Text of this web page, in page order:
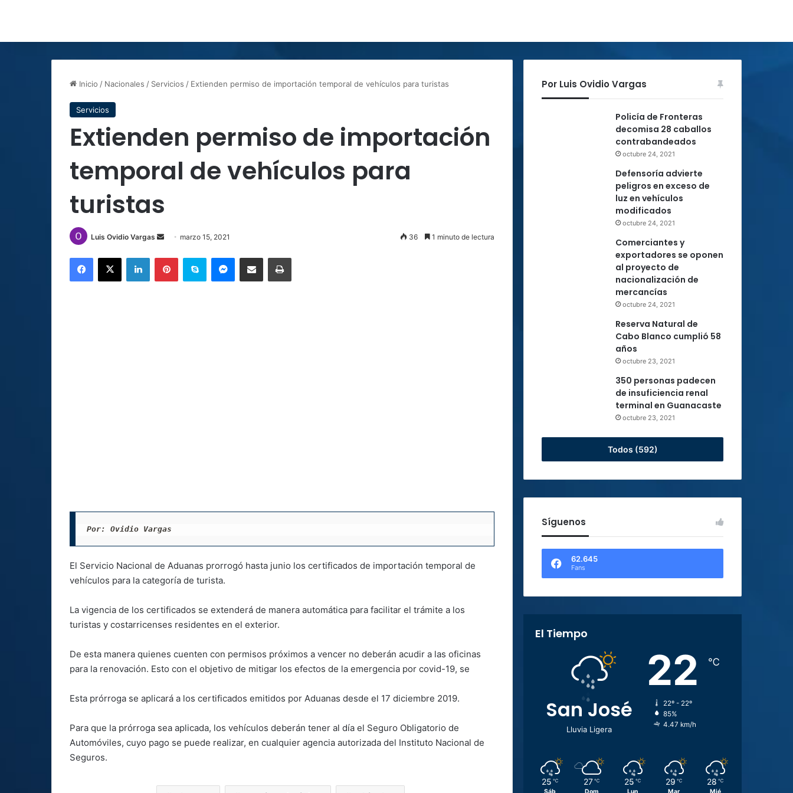
Inicio / Nacionales / Servicios / Extienden permiso de importación temporal de vehículos para turistas
Servicios
Extienden permiso de importación
temporal de vehículos para
turistas
Luis Ovidio Vargas
Send
email
marzo 15, 2021 36 1 minuto de lectura
Facebook
X LinkedInPinterestSkype MessengerCompartir por correo electrónicoImprimir
Por: Ovidio Vargas
El Servicio Nacional de Aduanas prorrogó hasta junio los certificados de importación temporal de
vehículos para la categoría de turista.
La vigencia de los certificados se extenderá de manera automática para facilitar el trámite a los
turistas y costarricenses residentes en el exterior.
De esta manera quienes cuenten con permisos próximos a vencer no deberán acudir a las oficinas
para la renovación. Esto con el objetivo de mitigar los efectos de la emergencia por covid-19, se
Esta prórroga se aplicará a los certificados emitidos por Aduanas desde el 17 diciembre 2019.
Para que la prórroga sea aplicada, los vehículos deberán tener al día el Seguro Obligatorio de
Automóviles, cuyo pago se puede realizar, en cualquier agencia autorizada del Instituto Nacional de
Seguros.
Por Luis Ovidio Vargas
Policía de Fronteras
decomisa 28 caballos
contrabandeados
octubre 24, 2021
Defensoría advierte
peligros en exceso de
luz en vehículos
modificados
octubre 24, 2021
Comerciantes y
exportadores se oponen
al proyecto de
nacionalización de
mercancías
octubre 24, 2021
Reserva Natural de
Cabo Blanco cumplió 58
años
octubre 23, 2021
350 personas padecen
de insuficiencia renal
terminal en Guanacaste
octubre 23, 2021
Todos (592)
Síguenos
62.645
Fans
El Tiempo
San José
Lluvia Ligera
22 ℃
22º - 22º
85%
4.47 km/h
25 ℃ 27 ℃ 25 ℃ 29 ℃ 28 ℃